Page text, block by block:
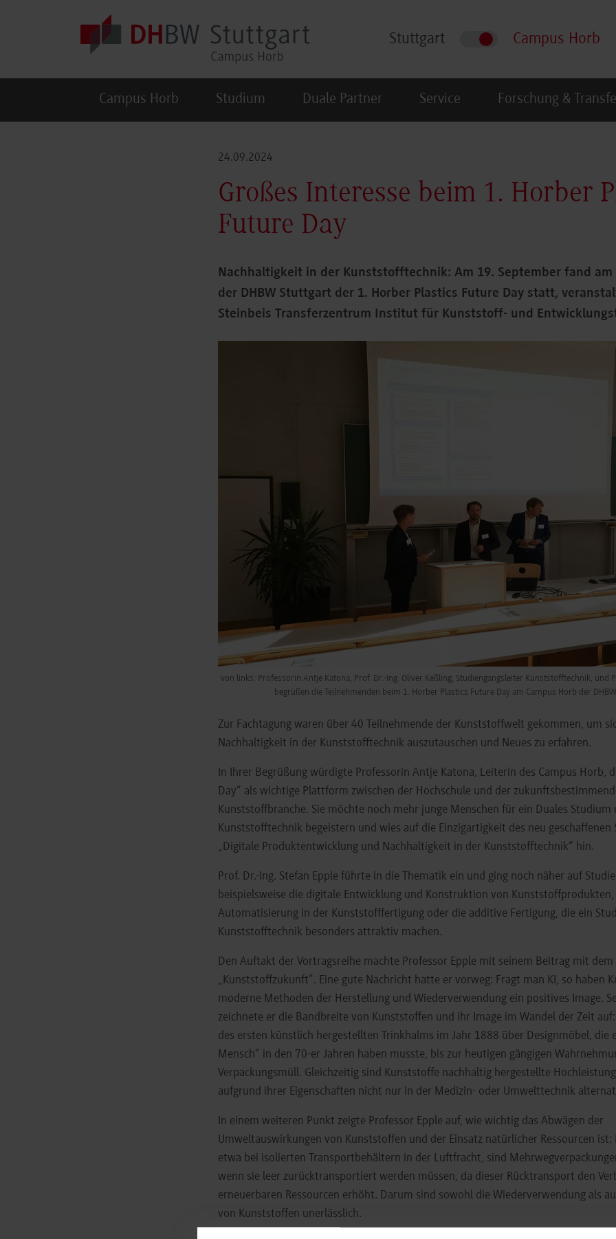
Stuttgart Campus Horb
Campus Horb Studium Duale Partner Service Forschung &
24.09.2024
Großes Interesse beim 1. Horber
Future Day
Nachhaltigkeit in der Kunststofftechnik: Am 19. September fand am
der DHBW Stuttgart der 1. Horber Plastics Future Day statt,
Steinbeis Transferzentrum Institut für Kunststoff- und
von links: Professorin Antje Katona, Prof. Dr.-Ing. Oliver Keßling, Studiengangsleiter Kunststofftechnik, und
begrüßen die Teilnehmenden beim 1. Horber Plastics Future Day am Campus Horb der
Zur Fachtagung waren über 40 Teilnehmende der Kunststoffwelt gekommen, um
Nachhaltigkeit in der Kunststofftechnik auszutauschen und Neues zu erfahren.
In Ihrer Begrüßung würdigte Professorin Antje Katona, Leiterin des Campus Horb,
Day“ als wichtige Plattform zwischen der Hochschule und der
Kunststoffbranche. Sie möchte noch mehr junge Menschen für ein Duales Studium
Kunststofftechnik begeistern und wies auf die Einzigartigkeit des neu geschaffenen
„Digitale Produktentwicklung und Nachhaltigkeit in der Kunststofftechnik“ hin.
Prof. Dr.-Ing. Stefan Epple führte in die Thematik ein und ging noch näher auf
beispielsweise die digitale Entwicklung und Konstruktion von Kunststoffprodukten,
Automatisierung in der Kunststofffertigung oder die additive Fertigung, die ein
Kunststofftechnik besonders attraktiv machen.
Den Auftakt der Vortragsreihe machte Professor Epple mit seinem Beitrag mit
„Kunststoffzukunft”. Eine gute Nachricht hatte er vorweg: Fragt man KI, so haben
moderne Methoden der Herstellung und Wiederverwendung ein positives Image.
zeichnete er die Bandbreite von Kunststoffen und ihr Image im Wandel der Zeit
des ersten künstlich hergestellten Trinkhalms im Jahr 1888 über Designmöbel, die
Mensch” in den 70-er Jahren haben musste, bis zur heutigen gängigen
Verpackungsmüll. Gleichzeitig sind Kunststoffe nachhaltig hergestellte
aufgrund ihrer Eigenschaften nicht nur in der Medizin- oder Umwelttechnik
In einem weiteren Punkt zeigte Professor Epple auf, wie wichtig das Abwägen der
Umweltauswirkungen von Kunststoffen und der Einsatz natürlicher Ressourcen ist:
etwa bei isolierten Transportbehältern in der Luftfracht, sind
wenn sie leer zurücktransportiert werden müssen, da dieser Rücktransport den
erneuerbaren Ressourcen erhöht. Darum sind sowohl die Wiederverwendung als
von Kunststoffen unerlässlich.